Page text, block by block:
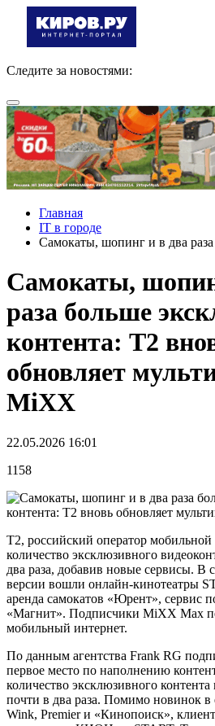
Следите за новостями:
Главная
IT в городе
Самокаты, шопинг и в два
Самокаты,
раза больше
контента: Т2
обновляет
MiXX
22.05.2026 16:01
1158
Т2, российский оператор мобильной
количество эксклюзивного
два раза, добавив новые сервисы. В
версии вошли онлайн-кинотеатры
аренда самокатов «Юрент», сервис
«Магнит». Подписчики MiXX Max
мобильный интернет.
По данным агентства Frank RG
первое место по наполнению
количество эксклюзивного
почти в два раза. Помимо новинок в
Wink, Premier и «Кинопоиск»,